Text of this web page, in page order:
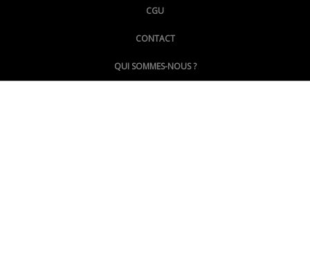
@LePoingMontpellier
CGU
CONTACT
QUI SOMMES-NOUS ?